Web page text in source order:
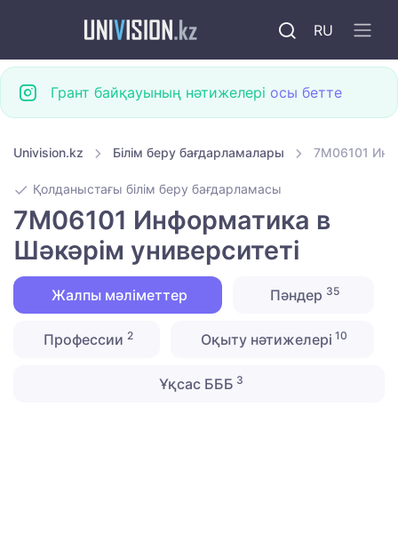
RU
Грант байқауының нәтижелері осы бетте
Univision.kz Білім беру бағдарламалары 7M06101
Қолданыстағы білім беру бағдарламасы
7M06101 Информатика в
Шәкәрім университеті
Жалпы мәліметтер Пәндер 35
Профессии 2 Оқыту нәтижелері 10
Ұқсас БББ 3